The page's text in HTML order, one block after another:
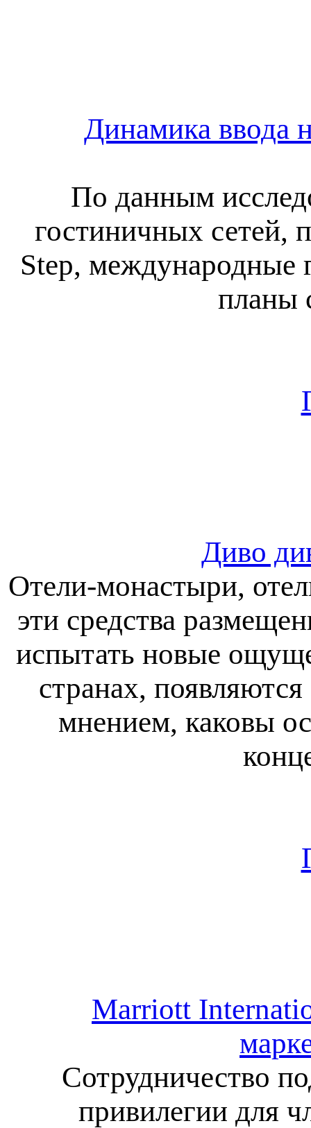
Динамика ввода
По данным
гостиничных сетей,
Step, международные
планы
Диво
Отели-монастыри,
эти средства
испытать новые
странах,
мнением, каковы
Marriott
Сотрудничество
привилегии для